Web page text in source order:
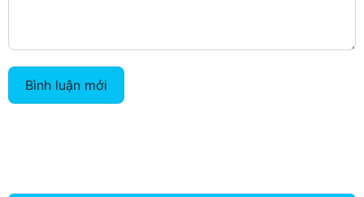
Bình luận mới